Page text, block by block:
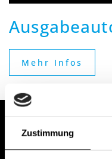
Zustimmung
Mehr Infos